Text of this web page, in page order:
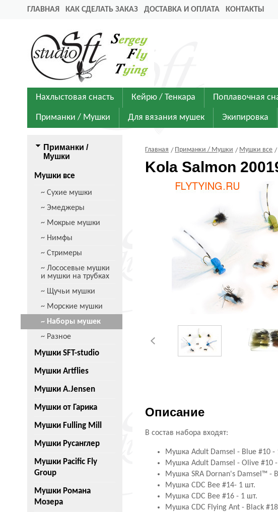
ГЛАВНАЯ КАК СДЕЛАТЬ ЗАКАЗ ДОСТАВКА И ОПЛАТА КОНТАКТЫ
Нахлыстовая снасть Кейрю / Тенкара Поплавочная
Приманки / Мушки Для вязания мушек Экипировка
Приманки /
Мушки
Мушки все
~ Сухие мушки
~ Эмеджеры
~ Мокрые мушки
~ Нимфы
~ Стримеры
~ Лососевые мушки
и мушки на трубках
~ Щучьи мушки
~ Морские мушки
~ Наборы мушек
~ Разное
Мушки SFT-studio
Мушки Artflies
Мушки A.Jensen
Мушки от Гарика
Мушки Fulling Mill
Мушки Русанглер
Мушки Pacific Fly
Group
Мушки Романа
Мозера
Главная Приманки / Мушки Мушки все
Kola Salmon
Описание
В состав набора входят:
Мушка Adult Damsel - Blue #10 -
Мушка Adult Damsel - Olive #10
Мушка SRA Dornan's Damsel™ -
Мушка CDC Bee #14- 1 шт.
Мушка CDC Bee #16 - 1 шт.
Мушка CDC Flying Ant - Black